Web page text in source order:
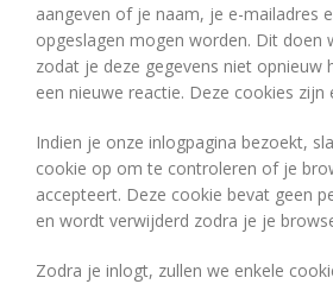
aangeven of je naam, je e-mailadres
opgeslagen mogen worden. Dit doen
zodat je deze gegevens niet opnieuw
een nieuwe reactie. Deze cookies zijn
Indien je onze inlogpagina bezoekt,
cookie op om te controleren of je
accepteert. Deze cookie bevat geen
en wordt verwijderd zodra je je
Zodra je inlogt, zullen we enkele